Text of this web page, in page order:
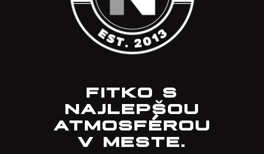
FITKO S
NAJLEPŠOU
ATMOSFÉROU
V MESTE.